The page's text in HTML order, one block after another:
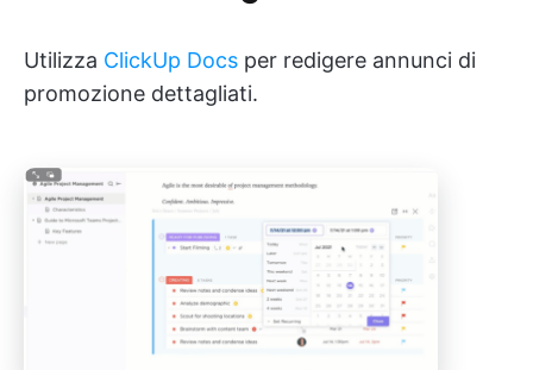
Utilizza ClickUp Docs per redigere annunci di
promozione dettagliati.